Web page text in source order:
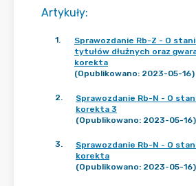
Artykuły:
1.
Sprawozdanie Rb-Z - O
tytułów dłużnych oraz
korekta
(Opublikowano: 2023-05-16)
2.
Sprawozdanie Rb-N - O
korekta 3
(Opublikowano: 2023-05-16)
3.
Sprawozdanie Rb-N - O
korekta
(Opublikowano: 2023-05-16)